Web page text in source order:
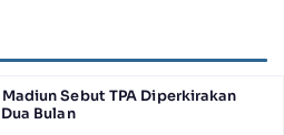
Sebut TPA Diperkirakan
Bulan